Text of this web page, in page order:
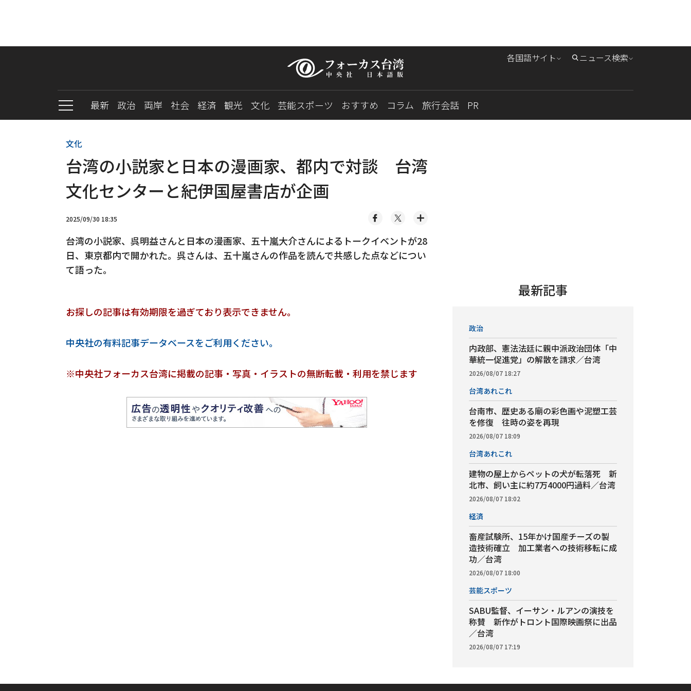
各国語サイト ニュース検索
最新 政治 両岸 社会 経済 観光 文化 芸能スポーツ おすすめ コラム 旅行会話 PR
文化
台湾の小説家と日本の漫画家、都内で対談 台湾
文化センターと紀伊国屋書店が企画
2025/09/30 18:35
台湾の小説家、呉明益さんと日本の漫画家、五十嵐大介さんによるトークイベントが28
日、東京都内で開かれた。呉さんは、五十嵐さんの作品を読んで共感した点などについ
て語った。
お探しの記事は有効期限を過ぎており表示できません。
中央社の有料記事データベースをご利用ください。
※中央社フォーカス台湾に掲載の記事・写真・イラストの無断転載・利用を禁じます
最新記事
政治
内政部、憲法法廷に親中派政治団体「中
華統一促進党」の解散を請求／台湾
2026/08/07 18:27
台湾あれこれ
台南市、歴史ある廟の彩色画や泥塑工芸
を修復 往時の姿を再現
2026/08/07 18:09
台湾あれこれ
建物の屋上からペットの犬が転落死 新
北市、飼い主に約7万4000円過料／台湾
2026/08/07 18:02
経済
畜産試験所、15年かけ国産チーズの製
造技術確立 加工業者への技術移転に成
功／台湾
2026/08/07 18:00
芸能スポーツ
SABU監督、イーサン・ルアンの演技を
称賛 新作がトロント国際映画祭に出品
／台湾
2026/08/07 17:19